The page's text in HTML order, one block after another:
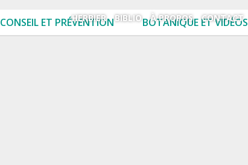
HERBIER BIBLIO À PROPOS CONTACT
CONSEIL ET PRÉVENTION BOTANIQUE ET VIDÉOS